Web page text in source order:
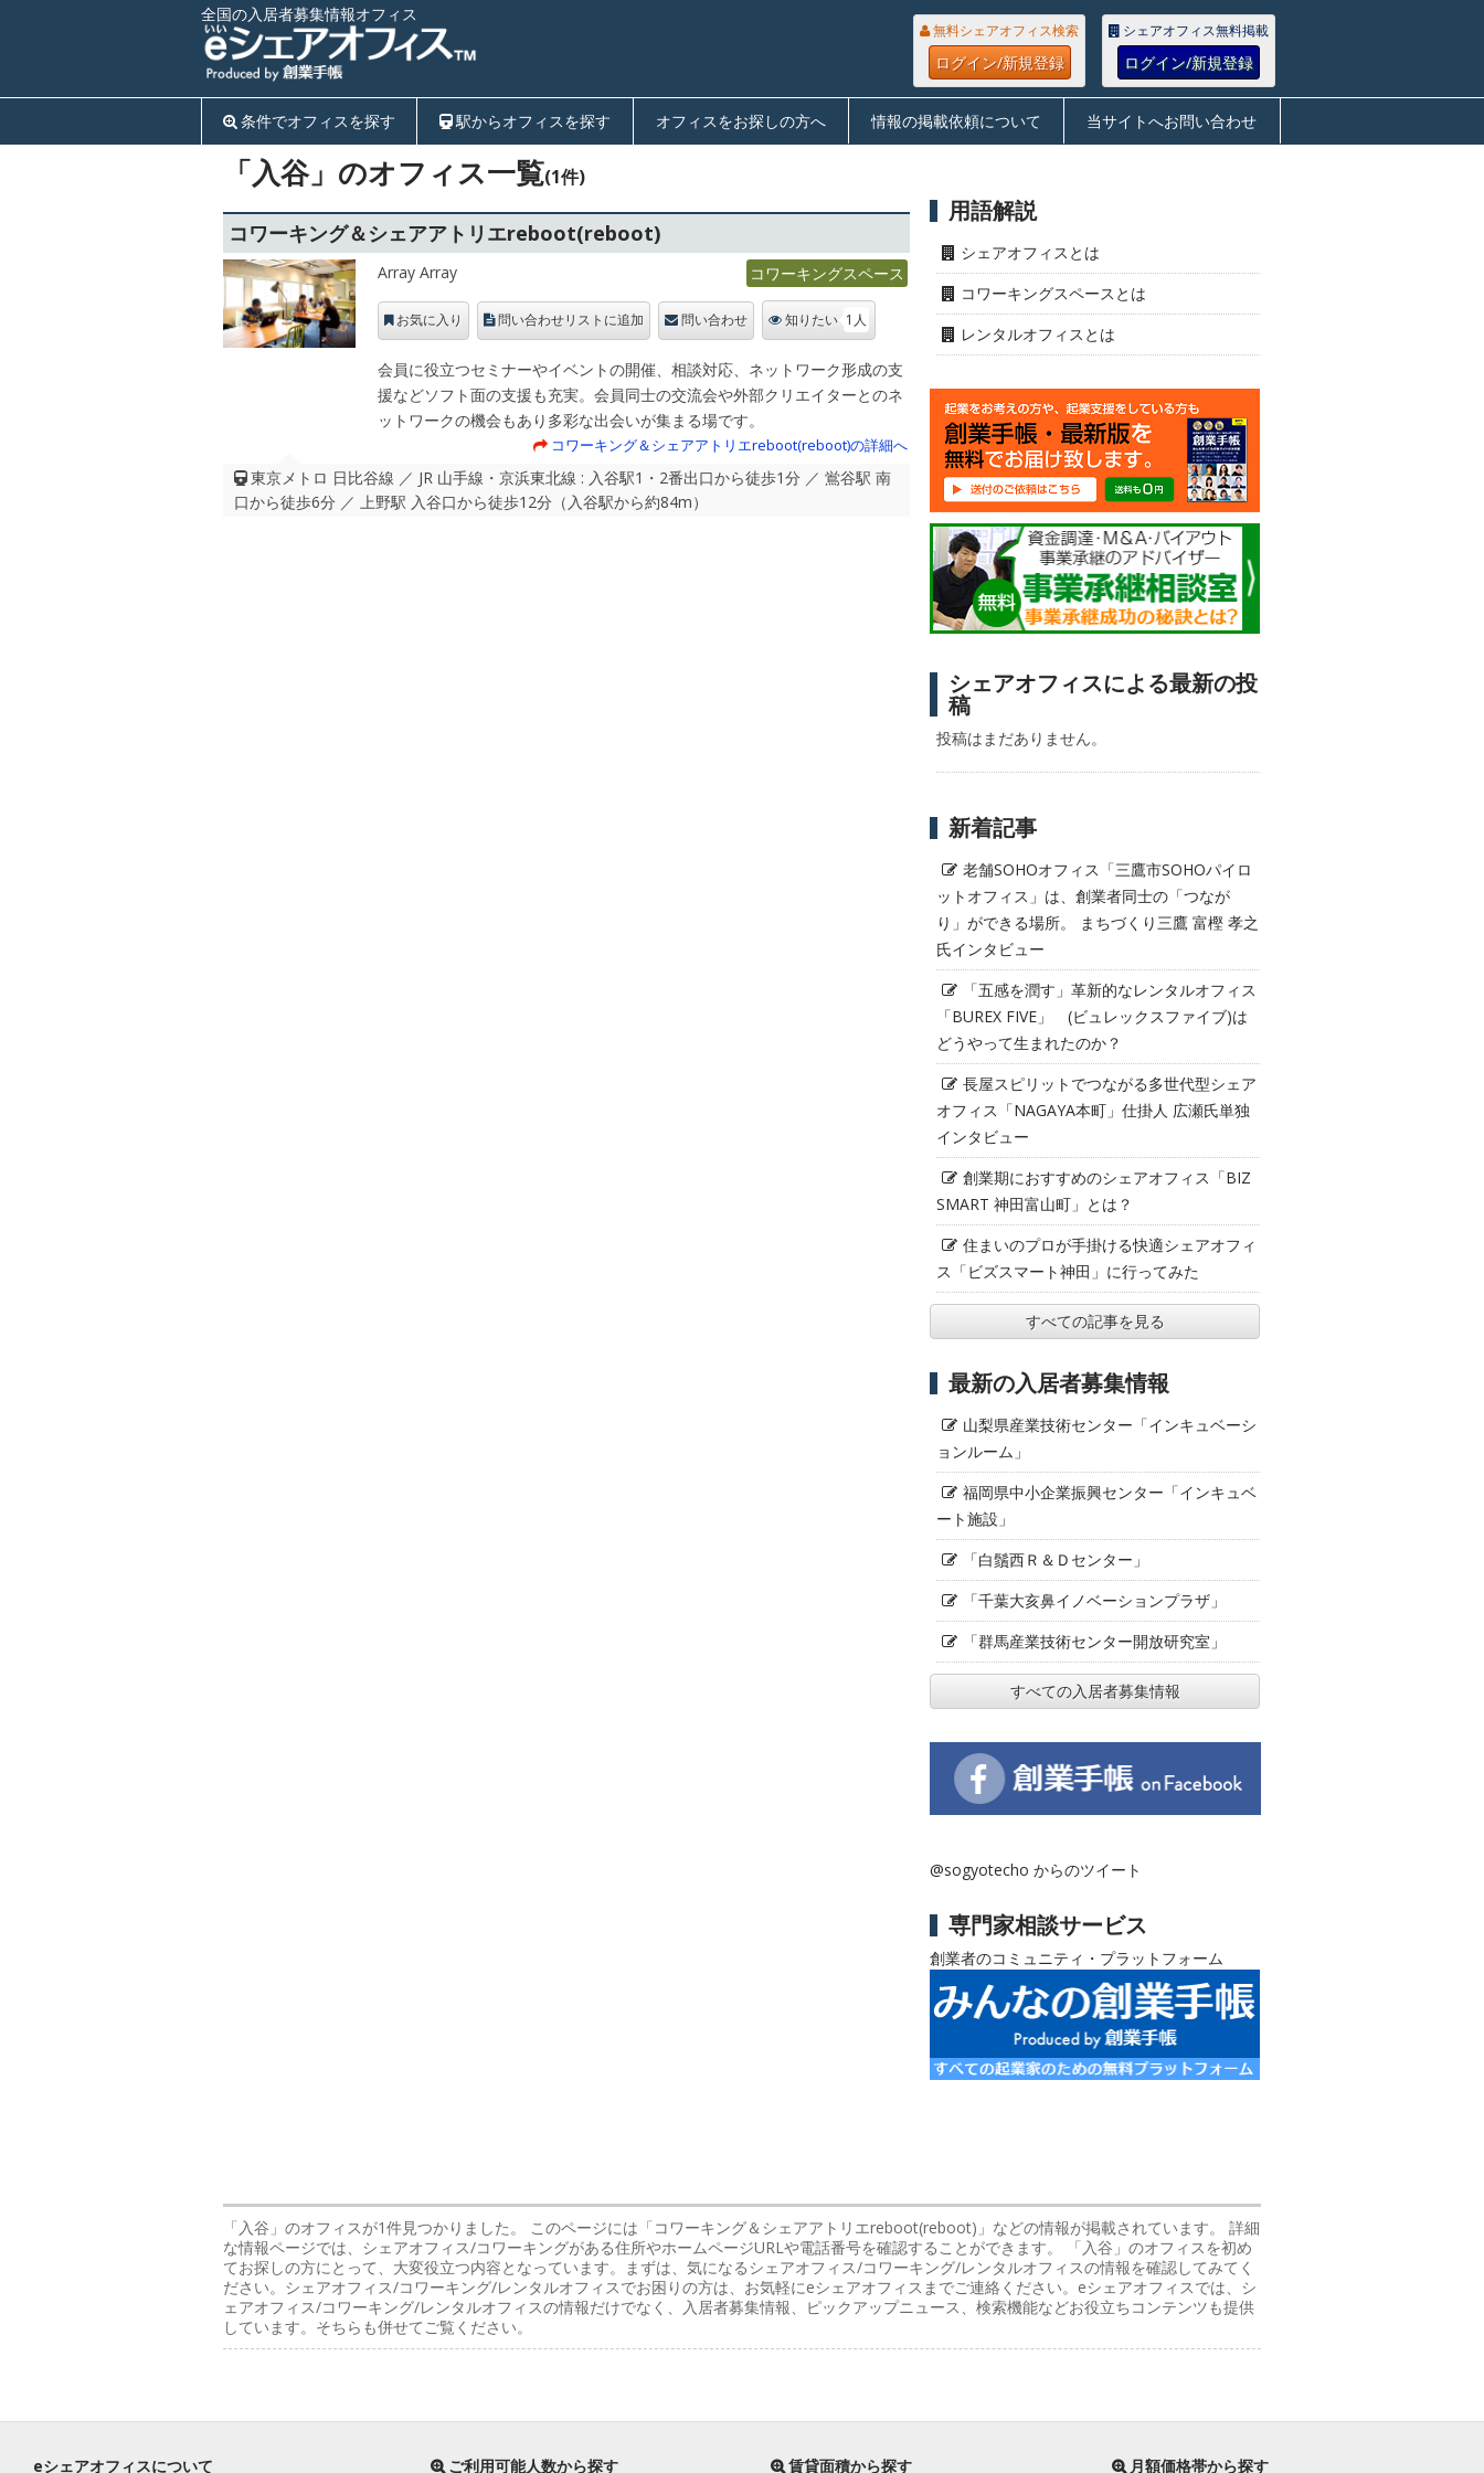
全国の入居者募集情報オフィス
無料シェアオフィス検索
ログイン/新規登録
シェアオフィス無料掲載
ログイン/新規登録
条件でオフィスを探す 駅からオフィスを探す オフィスをお探しの方へ 情報の掲載依頼について 当サイトへお問い合わせ
「入谷」のオフィス一覧(1件)
コワーキング＆シェアアトリエreboot(reboot)
Array Array コワーキングスペース
お気に入り 問い合わせリストに追加 問い合わせ 知りたい 1人
会員に役立つセミナーやイベントの開催、相談対応、ネットワーク形成の支
援などソフト面の支援も充実。会員同士の交流会や外部クリエイターとのネ
ットワークの機会もあり多彩な出会いが集まる場です。
コワーキング＆シェアアトリエreboot(reboot)の詳細へ
東京メトロ 日比谷線 ／ JR 山手線・京浜東北線 : 入谷駅1・2番出口から徒歩1分 ／ 鴬谷駅 南
口から徒歩6分 ／ 上野駅 入谷口から徒歩12分（入谷駅から約84m）
用語解説
シェアオフィスとは
コワーキングスペースとは
レンタルオフィスとは
シェアオフィスによる最新の投
稿
投稿はまだありません。
新着記事
老舗SOHOオフィス「三鷹市SOHOパイロ
ットオフィス」は、創業者同士の「つなが
り」ができる場所。 まちづくり三鷹 富樫 孝之
氏インタビュー
「五感を潤す」革新的なレンタルオフィス
「BUREX FIVE」 (ビュレックスファイブ)は
どうやって生まれたのか？
長屋スピリットでつながる多世代型シェア
オフィス「NAGAYA本町」仕掛人 広瀬氏単独
インタビュー
創業期におすすめのシェアオフィス「BIZ
SMART 神田富山町」とは？
住まいのプロが手掛ける快適シェアオフィ
ス「ビズスマート神田」に行ってみた
すべての記事を見る
最新の入居者募集情報
山梨県産業技術センター「インキュベーシ
ョンルーム」
福岡県中小企業振興センター「インキュベ
ート施設」
「白鬚西Ｒ＆Ｄセンター」
「千葉大亥鼻イノベーションプラザ」
「群馬産業技術センター開放研究室」
すべての入居者募集情報
@sogyotecho からのツイート
専門家相談サービス
創業者のコミュニティ・プラットフォーム
「入谷」のオフィスが1件見つかりました。 このページには「コワーキング＆シェアアトリエreboot(reboot)」などの情報が掲載されています。 詳細
な情報ページでは、シェアオフィス/コワーキングがある住所やホームページURLや電話番号を確認することができます。 「入谷」のオフィスを初め
てお探しの方にとって、大変役立つ内容となっています。まずは、気になるシェアオフィス/コワーキング/レンタルオフィスの情報を確認してみてく
ださい。シェアオフィス/コワーキング/レンタルオフィスでお困りの方は、お気軽にeシェアオフィスまでご連絡ください。eシェアオフィスでは、シ
ェアオフィス/コワーキング/レンタルオフィスの情報だけでなく、入居者募集情報、ピックアップニュース、検索機能などお役立ちコンテンツも提供
しています。そちらも併せてご覧ください。
eシェアオフィスについて ご利用可能人数から探す 賃貸面積から探す 月額価格帯から探す